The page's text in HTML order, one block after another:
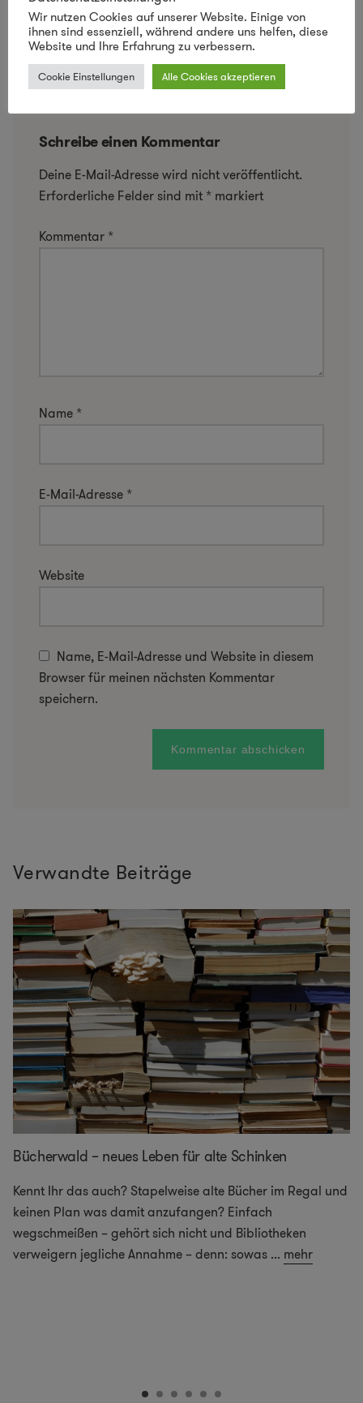
kämpfen!
http://www.savemynature.com/
Schreibe einen Kommentar
Deine E-Mail-Adresse wird nicht veröffentlicht.
Erforderliche Felder sind mit * markiert
Kommentar *
Name *
E-Mail-Adresse *
Website
Name, E-Mail-Adresse und Website in diesem
Browser für meinen nächsten Kommentar
speichern.
Verwandte Beiträge
Bücherwald – neues Leben für alte Schinken
Kennt Ihr das auch? Stapelweise alte Bücher im Regal und
keinen Plan was damit anzufangen? Einfach
wegschmeißen – gehört sich nicht und Bibliotheken
verweigern jegliche Annahme – denn: sowas ... mehr
Wir nutzen Cookies auf unserer Website. Einige von
ihnen sind essenziell, während andere uns helfen, diese
Website und Ihre Erfahrung zu verbessern.
Cookie Einstellungen Alle Cookies akzeptieren